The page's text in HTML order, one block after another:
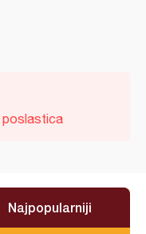
poslastica
Najpopularniji